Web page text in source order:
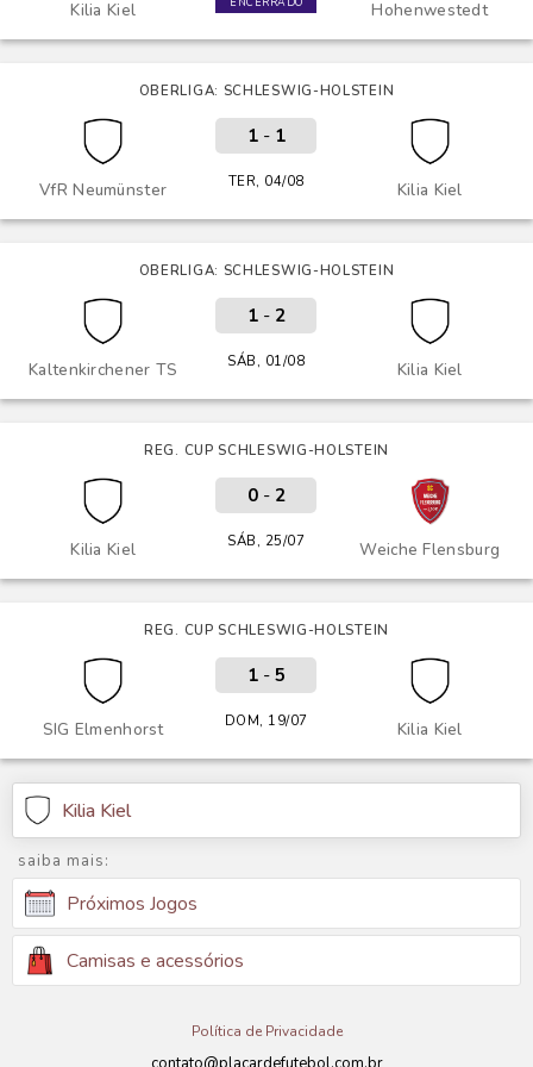
Kilia Kiel Hohenwestedt
OBERLIGA: SCHLESWIG-HOLSTEIN
VfR Neumünster Kilia Kiel
1- 1
TER, 04/08
OBERLIGA: SCHLESWIG-HOLSTEIN
Kaltenkirchener TS Kilia Kiel
1- 2
SÁB, 01/08
REG. CUP SCHLESWIG-HOLSTEIN
Kilia Kiel Weiche Flensburg
0- 2
SÁB, 25/07
REG. CUP SCHLESWIG-HOLSTEIN
SIG Elmenhorst Kilia Kiel
1- 5
DOM, 19/07
Kilia Kiel
saiba mais:
Próximos Jogos
Camisas e acessórios
Política de Privacidade